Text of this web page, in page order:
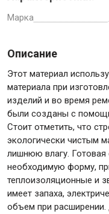
Марка
Описание
Этот материал
материала при
изделий и во время
были созданы с
Стоит отметить, что
экологически чистым
лишнюю влагу.
необходимую форму,
теплоизоляционные и
имеет запаха,
объем при расширении.
Анкеры
Монтажные
Канаты, шнуры
Всё
Товары для бани